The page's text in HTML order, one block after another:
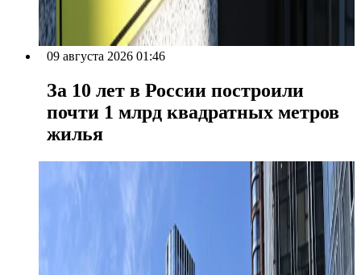
09 августа 2026 01:46
За 10 лет в России построили
почти 1 млрд квадратных метров
жилья